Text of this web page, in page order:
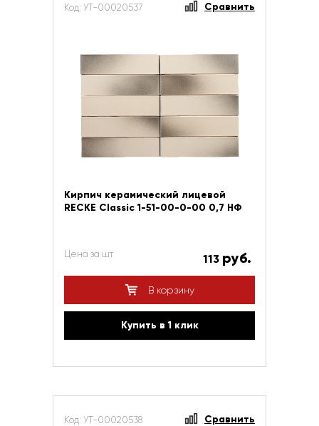
Код: УТ-00020537 Сравнить
Кирпич керамический лицевой
RECKE Сlassic 1-51-00-0-00 0,7 НФ
Цена за шт 113 руб.
В корзину
Купить в 1 клик
Код: УТ-00020538 Сравнить